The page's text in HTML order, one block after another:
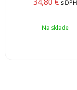
s DPH
Na sklade